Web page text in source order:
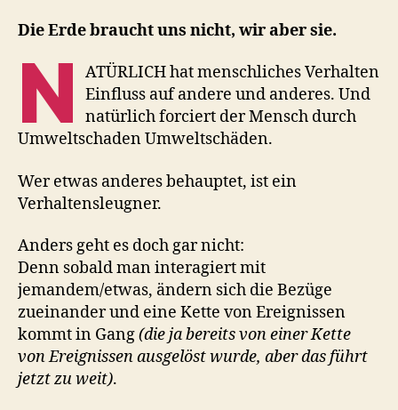
Die Erde braucht uns nicht, wir aber sie.
N
ATÜRLICH hat menschliches Verhalten
Einfluss auf andere und anderes. Und
natürlich forciert der Mensch durch
Umweltschaden Umweltschäden.
Wer etwas anderes behauptet, ist ein
Verhaltensleugner.
Anders geht es doch gar nicht:
Denn sobald man interagiert mit
jemandem/etwas, ändern sich die Bezüge
zueinander und eine Kette von Ereignissen
kommt in Gang(die ja bereits von einer Kette
von Ereignissen ausgelöst wurde, aber das führt
jetzt zu weit).